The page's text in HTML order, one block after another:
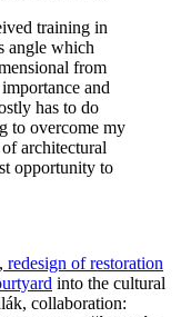
training in
angle which
from
and
has to do
to overcome my
architectural
opportunity to
redesign of restoration
into the cultural
collaboration: